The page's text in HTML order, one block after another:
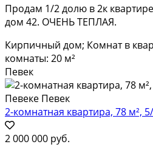
Продам 1/2 долю в 2к
дом 42. ОЧЕНЬ ТЕПЛАЯ.
Кирпичный дом; Комнат в
комнаты: 20 м²
Певек
2-комнатная квартира, 78 м²,
2 000 000 руб.